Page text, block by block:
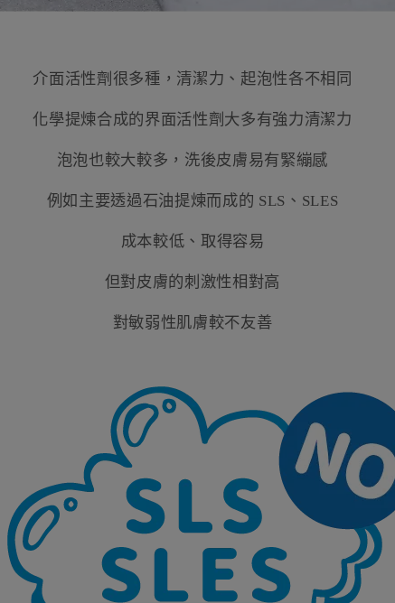
介面活性劑很多種，清潔力、起泡性各不相同
化學提煉合成的界面活性劑大多有強力清潔力
泡泡也較大較多，洗後皮膚易有緊繃感
例如主要透過石油提煉而成的 SLS 、 SLES
成本較低、取得容易
但對皮膚的刺激性相對高
對敏弱性肌膚較不友善